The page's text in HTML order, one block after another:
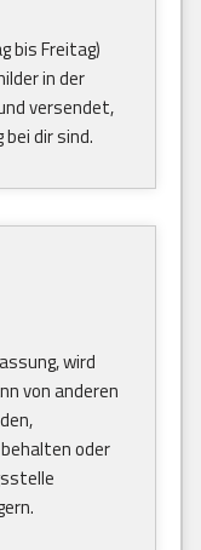
bis Freitag)
in der
versendet,
dir sind.
wird
von anderen
oder